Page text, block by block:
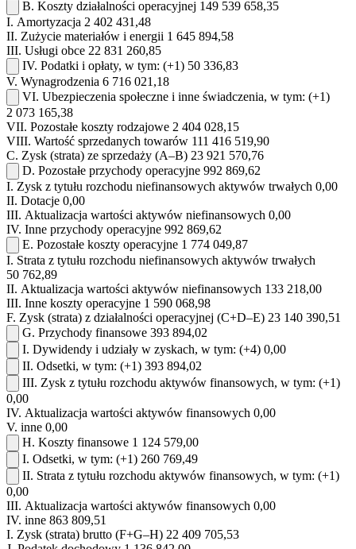
B. Koszty działalności operacyjnej 149 539 658,35
I. Amortyzacja 2 402 431,48
II. Zużycie materiałów i energii 1 645 894,58
III. Usługi obce 22 831 260,85
IV. Podatki i opłaty, w tym: (+1) 50 336,83
V. Wynagrodzenia 6 716 021,18
VI. Ubezpieczenia społeczne i inne świadczenia, w tym: (+1)
2 073 165,38
VII. Pozostałe koszty rodzajowe 2 404 028,15
VIII. Wartość sprzedanych towarów 111 416 519,90
C. Zysk (strata) ze sprzedaży (A–B) 23 921 570,76
D. Pozostałe przychody operacyjne 992 869,62
I. Zysk z tytułu rozchodu niefinansowych aktywów trwałych 0,00
II. Dotacje 0,00
III. Aktualizacja wartości aktywów niefinansowych 0,00
IV. Inne przychody operacyjne 992 869,62
E. Pozostałe koszty operacyjne 1 774 049,87
I. Strata z tytułu rozchodu niefinansowych aktywów trwałych
50 762,89
II. Aktualizacja wartości aktywów niefinansowych 133 218,00
III. Inne koszty operacyjne 1 590 068,98
F. Zysk (strata) z działalności operacyjnej (C+D–E) 23 140 390,51
G. Przychody finansowe 393 894,02
I. Dywidendy i udziały w zyskach, w tym: (+4) 0,00
II. Odsetki, w tym: (+1) 393 894,02
III. Zysk z tytułu rozchodu aktywów finansowych, w tym: (+1)
0,00
IV. Aktualizacja wartości aktywów finansowych 0,00
V. inne 0,00
H. Koszty finansowe 1 124 579,00
I. Odsetki, w tym: (+1) 260 769,49
II. Strata z tytułu rozchodu aktywów finansowych, w tym: (+1)
0,00
III. Aktualizacja wartości aktywów finansowych 0,00
IV. inne 863 809,51
I. Zysk (strata) brutto (F+G–H) 22 409 705,53